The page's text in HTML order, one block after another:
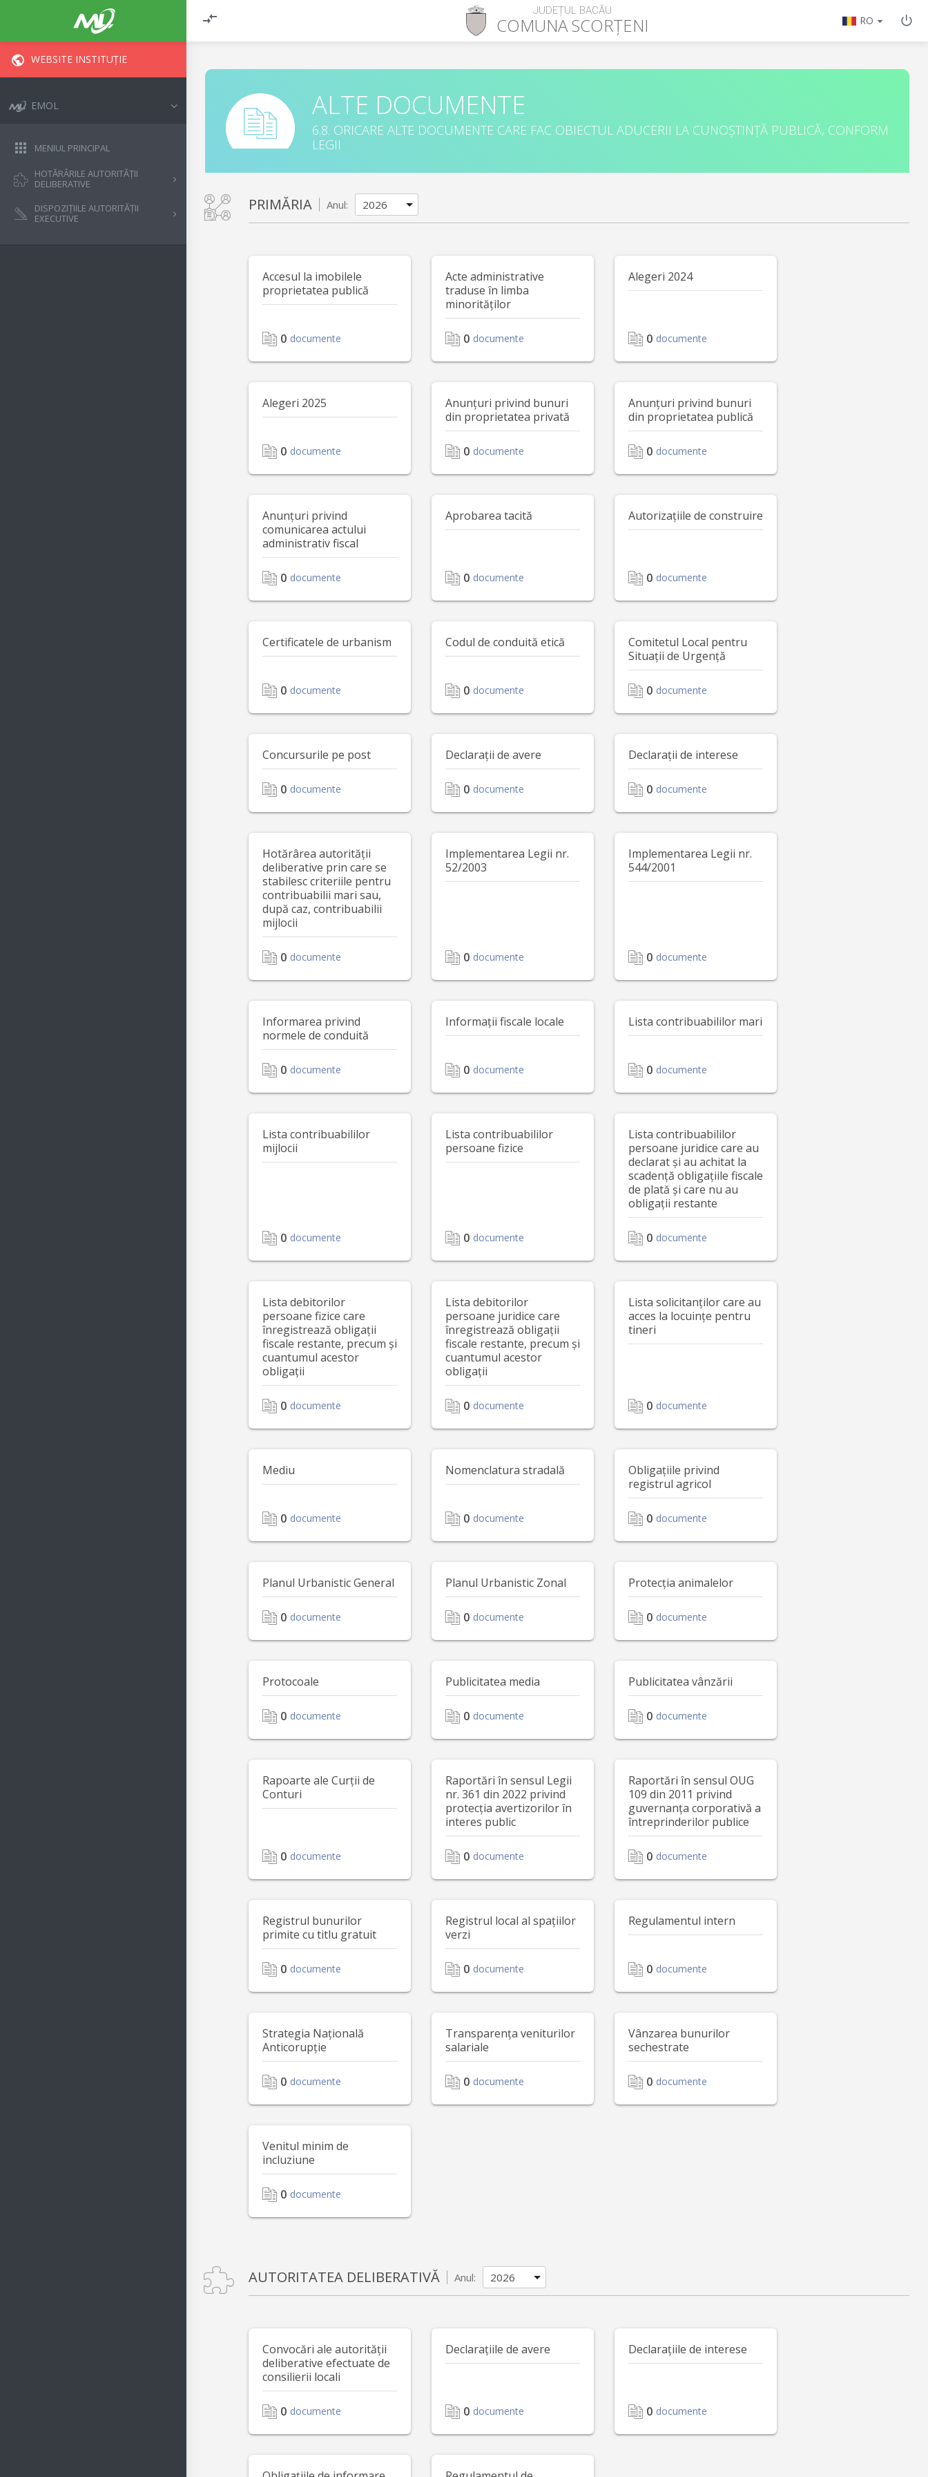
JUDEȚUL BACĂU
COMUNASCORȚENI RO
WEBSITE INSTITUȚIE
EMOL
MENIUL PRINCIPAL
HOTĂRÂRILE AUTORITĂȚII
DELIBERATIVE
DISPOZIȚIILE AUTORITĂȚII
EXECUTIVE
ALTE DOCUMENTE
6.8. ORICARE ALTE DOCUMENTE CARE FAC OBIECTUL ADUCERII LA CUNOȘTINȚĂ PUBLICĂ, CONFORM
LEGII
PRIMĂRIA Anul:
Accesul la imobilele
proprietatea publică
0 documente
Acte administrative
traduse în limba
minorităților
0 documente
Alegeri 2024
0 documente
Alegeri 2025
0 documente
Anunțuri privind bunuri
din proprietatea privată
0 documente
Anunțuri privind bunuri
din proprietatea publică
0 documente
Anunțuri privind
comunicarea actului
administrativ fiscal
0 documente
Aprobarea tacită
0 documente
Autorizațiile de construire
0 documente
Certificatele de urbanism
0 documente
Codul de conduită etică
0 documente
Comitetul Local pentru
Situații de Urgență
0 documente
Concursurile pe post
0 documente
Declarații de avere
0 documente
Declarații de interese
0 documente
Hotărârea autorității
deliberative prin care se
stabilesc criteriile pentru
contribuabilii mari sau,
după caz, contribuabilii
mijlocii
0 documente
Implementarea Legii nr.
52/2003
0 documente
Implementarea Legii nr.
544/2001
0 documente
Informarea privind
normele de conduită
0 documente
Informații fiscale locale
0 documente
Lista contribuabililor mari
0 documente
Lista contribuabililor
mijlocii
0 documente
Lista contribuabililor
persoane fizice
0 documente
Lista contribuabililor
persoane juridice care au
declarat și au achitat la
scadență obligațiile fiscale
de plată și care nu au
obligații restante
0 documente
Lista debitorilor
persoane fizice care
înregistrează obligații
fiscale restante, precum și
cuantumul acestor
obligații
0 documente
Lista debitorilor
persoane juridice care
înregistrează obligații
fiscale restante, precum și
cuantumul acestor
obligații
0 documente
Lista solicitanților care au
acces la locuințe pentru
tineri
0 documente
Mediu
0 documente
Nomenclatura stradală
0 documente
Obligațiile privind
registrul agricol
0 documente
Planul Urbanistic General
0 documente
Planul Urbanistic Zonal
0 documente
Protecția animalelor
0 documente
Protocoale
0 documente
Publicitatea media
0 documente
Publicitatea vânzării
0 documente
Rapoarte ale Curții de
Conturi
0 documente
Raportări în sensul Legii
nr. 361 din 2022 privind
protecția avertizorilor în
interes public
0 documente
Raportări în sensul OUG
109 din 2011 privind
guvernanța corporativă a
întreprinderilor publice
0 documente
Registrul bunurilor
primite cu titlu gratuit
0 documente
Registrul local al spațiilor
verzi
0 documente
Regulamentul intern
0 documente
Strategia Națională
Anticorupție
0 documente
Transparența veniturilor
salariale
0 documente
Vânzarea bunurilor
sechestrate
0 documente
Venitul minim de
incluziune
0 documente
AUTORITATEA DELIBERATIVĂ Anul:
Convocări ale autorității
deliberative efectuate de
consilierii locali
0 documente
Declarațiile de avere
0 documente
Declarațiile de interese
0 documente